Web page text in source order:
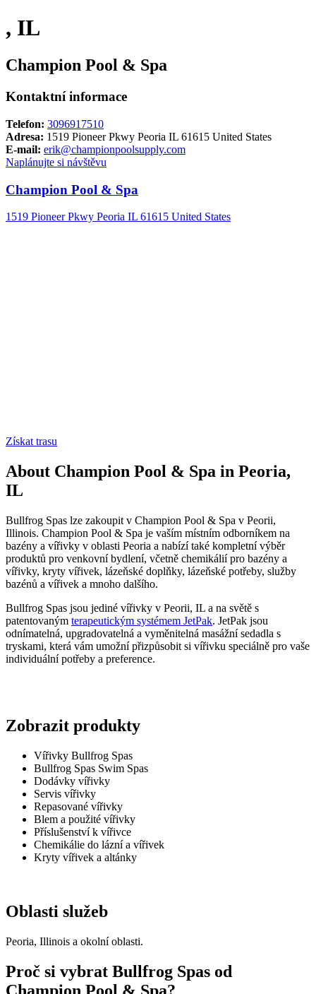
, IL
Champion Pool & Spa
Kontaktní informace
Telefon: 3096917510
Adresa: 1519 Pioneer Pkwy Peoria IL 61615 United States
E-mail: erik@championpoolsupply.com
Naplánujte si návštěvu
Champion Pool & Spa
1519 Pioneer Pkwy Peoria IL 61615 United States
Získat trasu
About Champion Pool & Spa in Peoria,
IL
Bullfrog Spas lze zakoupit v Champion Pool & Spa v Peorii,
Illinois. Champion Pool & Spa je vaším místním odborníkem na
bazény a vířivky v oblasti Peoria a nabízí také kompletní výběr
produktů pro venkovní bydlení, včetně chemikálií pro bazény a
vířivky, kryty vířivek, lázeňské doplňky, lázeňské potřeby, služby
bazénů a vířivek a mnoho dalšího.
Bullfrog Spas jsou jediné vířivky v Peorii, IL a na světě s
patentovaným terapeutickým systémem JetPak. JetPak jsou
odnímatelná, upgradovatelná a vyměnitelná masážní sedadla s
tryskami, která vám umožní přizpůsobit si vířivku speciálně pro vaše
individuální potřeby a preference.
Zobrazit produkty
Vířivky Bullfrog Spas
Bullfrog Spas Swim Spas
Dodávky vířivky
Servis vířivky
Repasované vířivky
Blem a použité vířivky
Příslušenství k vířivce
Chemikálie do lázní a vířivek
Kryty vířivek a altánky
Oblasti služeb
Peoria, Illinois a okolní oblasti.
Proč si vybrat Bullfrog Spas od
Champion Pool & Spa?